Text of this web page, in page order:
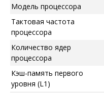
Модель процессора
Тактовая частота
процессора
Количество ядер
процессора
Кэш-память первого
уровня (L1)